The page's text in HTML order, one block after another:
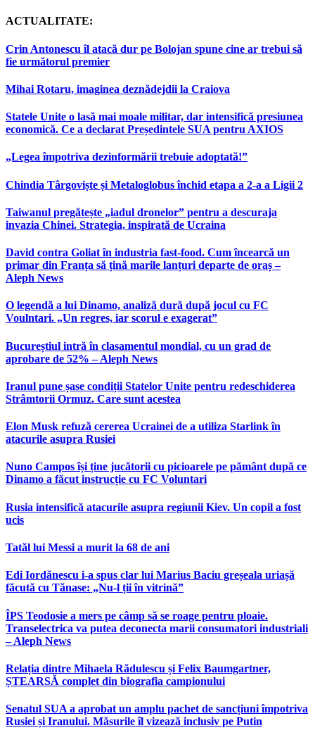
ACTUALITATE:
Crin Antonescu îl atacă dur pe Bolojan spune cine ar trebui să
fie următorul premier
Mihai Rotaru, imaginea deznădejdii la Craiova
Statele Unite o lasă mai moale militar, dar intensifică presiunea
economică. Ce a declarat Președintele SUA pentru AXIOS
„Legea împotriva dezinformării trebuie adoptată!”
Chindia Târgoviște și Metaloglobus închid etapa a 2-a a Ligii 2
Taiwanul pregătește „iadul dronelor” pentru a descuraja
invazia Chinei. Strategia, inspirată de Ucraina
David contra Goliat în industria fast-food. Cum încearcă un
primar din Franța să țină marile lanțuri departe de oraș –
Aleph News
O legendă a lui Dinamo, analiză dură după jocul cu FC
Voulntari. „Un regres, iar scorul e exagerat”
Bucureștiul intră în clasamentul mondial, cu un grad de
aprobare de 52% – Aleph News
Iranul pune șase condiții Statelor Unite pentru redeschiderea
Strâmtorii Ormuz. Care sunt acestea
Elon Musk refuză cererea Ucrainei de a utiliza Starlink în
atacurile asupra Rusiei
Nuno Campos își ține jucătorii cu picioarele pe pământ după ce
Dinamo a făcut instrucție cu FC Voluntari
Rusia intensifică atacurile asupra regiunii Kiev. Un copil a fost
ucis
Tatăl lui Messi a murit la 68 de ani
Edi Iordănescu i-a spus clar lui Marius Baciu greșeala uriașă
făcută cu Tănase: „Nu-l ții în vitrină”
ÎPS Teodosie a mers pe câmp să se roage pentru ploaie.
Transelectrica va putea deconecta marii consumatori industriali
– Aleph News
Relația dintre Mihaela Rădulescu și Felix Baumgartner,
ȘTEARSĂ complet din biografia campionului
Senatul SUA a aprobat un amplu pachet de sancțiuni împotriva
Rusiei și Iranului. Măsurile îl vizează inclusiv pe Putin